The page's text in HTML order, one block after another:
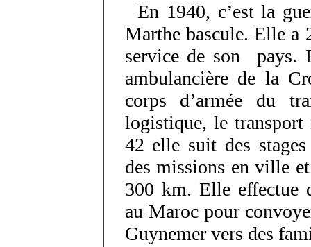
En 1940, c’est la
Marthe bascule. Elle a
service de son pays.
ambulancière de la
corps d’armée du
logistique, le
42 elle suit des
des missions en ville
300 km. Elle effectue
au Maroc pour
Guynemer vers des